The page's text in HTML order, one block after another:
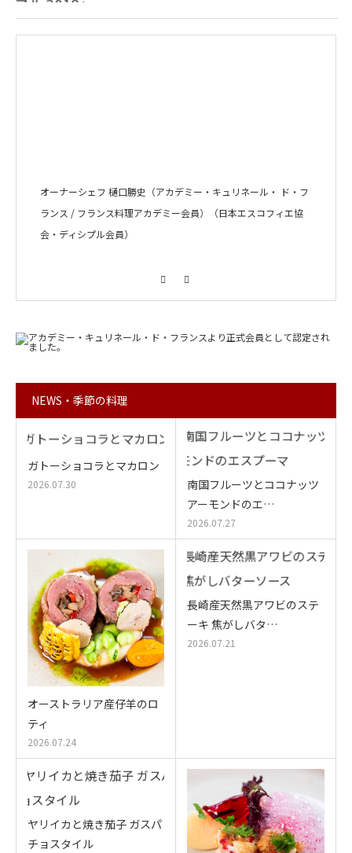
オーナーシェフ 樋口勝史（アカデミー・キュリネール・ ド・フ
ランス / フランス料理アカデミー会員）（日本エスコフィエ協
会・ディシプル会員）
NEWS・季節の料理
ガトーショコラとマカロン
2026.07.30
南国フルーツとココナッツ
アーモンドのエ…
2026.07.27
オーストラリア産仔羊のロ
ティ
2026.07.24
長崎産天然黒アワビのステ
ーキ 焦がしバタ…
2026.07.21
ヤリイカと焼き茄子 ガスパ
チョスタイル